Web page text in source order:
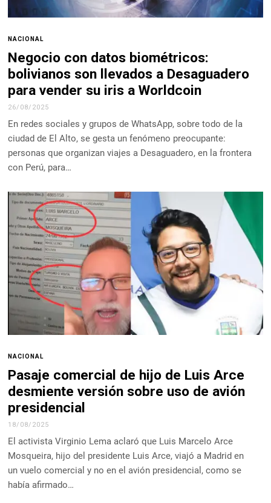
NACIONAL
Negocio con datos biométricos:
bolivianos son llevados a Desaguadero
para vender su iris a Worldcoin
26/08/2025
En redes sociales y grupos de WhatsApp, sobre todo de la
ciudad de El Alto, se gesta un fenómeno preocupante:
personas que organizan viajes a Desaguadero, en la frontera
con Perú, para…
NACIONAL
Pasaje comercial de hijo de Luis Arce
desmiente versión sobre uso de avión
presidencial
18/08/2025
El activista Virginio Lema aclaró que Luis Marcelo Arce
Mosqueira, hijo del presidente Luis Arce, viajó a Madrid en
un vuelo comercial y no en el avión presidencial, como se
había afirmado…